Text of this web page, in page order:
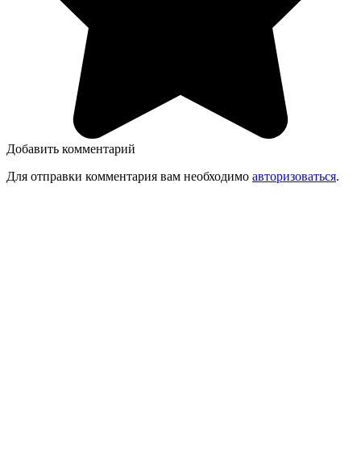
Добавить комментарий
Для отправки комментария вам необходимо авторизоваться.